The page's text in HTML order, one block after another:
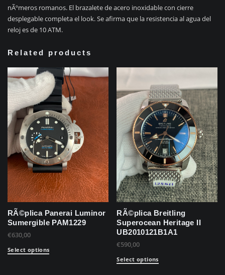
nÃºmeros romanos. El brazalete de acero inoxidable con cierre
desplegable completa el look. Se afirma que la resistencia al agua del
reloj es de 10 ATM.
Related products
RÃ©plica Panerai Luminor
Sumergible PAM1229
€630,00
Select options
RÃ©plica Breitling
Superocean Heritage II
UB2010121B1A1
€590,00
Select options